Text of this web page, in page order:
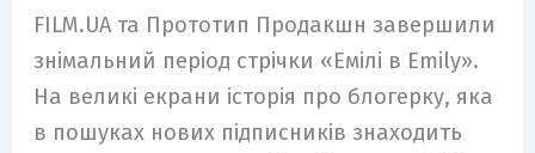
FILM.UA та Прототип Продакшн завершили
знімальний період стрічки «Емілі в Emily».
На великі екрани історія про блогерку, яка
в пошуках нових підписників знаходить